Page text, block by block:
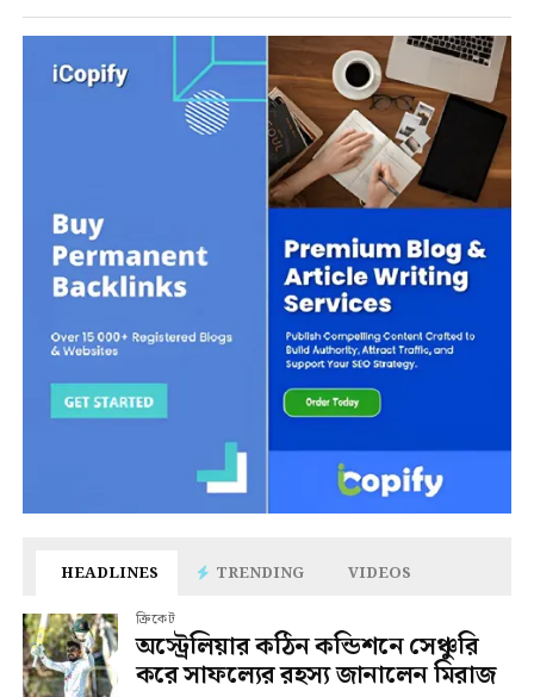
HEADLINES TRENDING VIDEOS
ক্রিকেট
অস্ট্রেলিয়ার কঠিন কন্ডিশনে সেঞ্চুরি
করে সাফল্যের রহস্য জানালেন মিরাজ